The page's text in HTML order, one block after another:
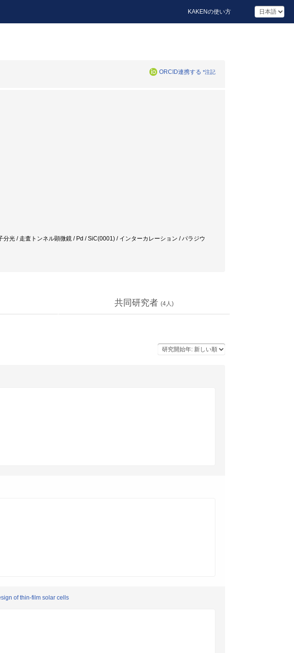
KAKENの使い方
ORCID連携する *注記
光 / 走査トンネル顕微鏡 / Pd / SiC(0001) / インターカレーション / パラジウ
共同研究者 (4人)
of thin-film solar cells